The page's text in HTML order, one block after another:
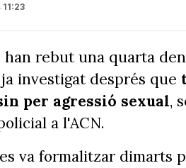
han rebut una quarta
ja investigat després que
per agressió sexual,
a l'ACN.
va formalitzar dimarts